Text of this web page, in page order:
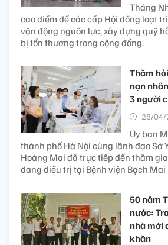
Tháng
cao điểm để các cấp Hội đồng loạt
vận động nguồn lực, xây dựng quỹ
bị tổn thương trong cộng đồng.
Thăm
nạn
3 người
28/04/
Ủy ban
thành phố Hà Nội cùng lãnh đạo Sở
Hoàng Mai đã trực tiếp đến thăm
đang điều trị tại Bệnh viện Bạch Mai
50 năm
nước:
nhà mới
khăn